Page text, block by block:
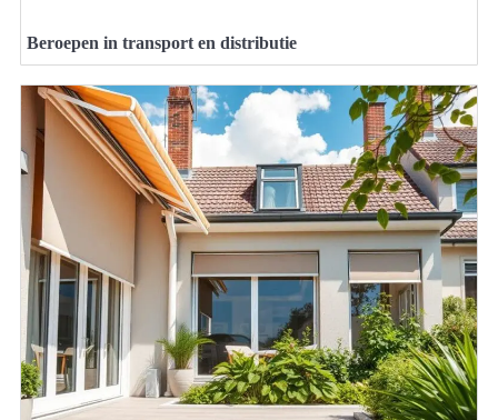
Beroepen in transport en distributie